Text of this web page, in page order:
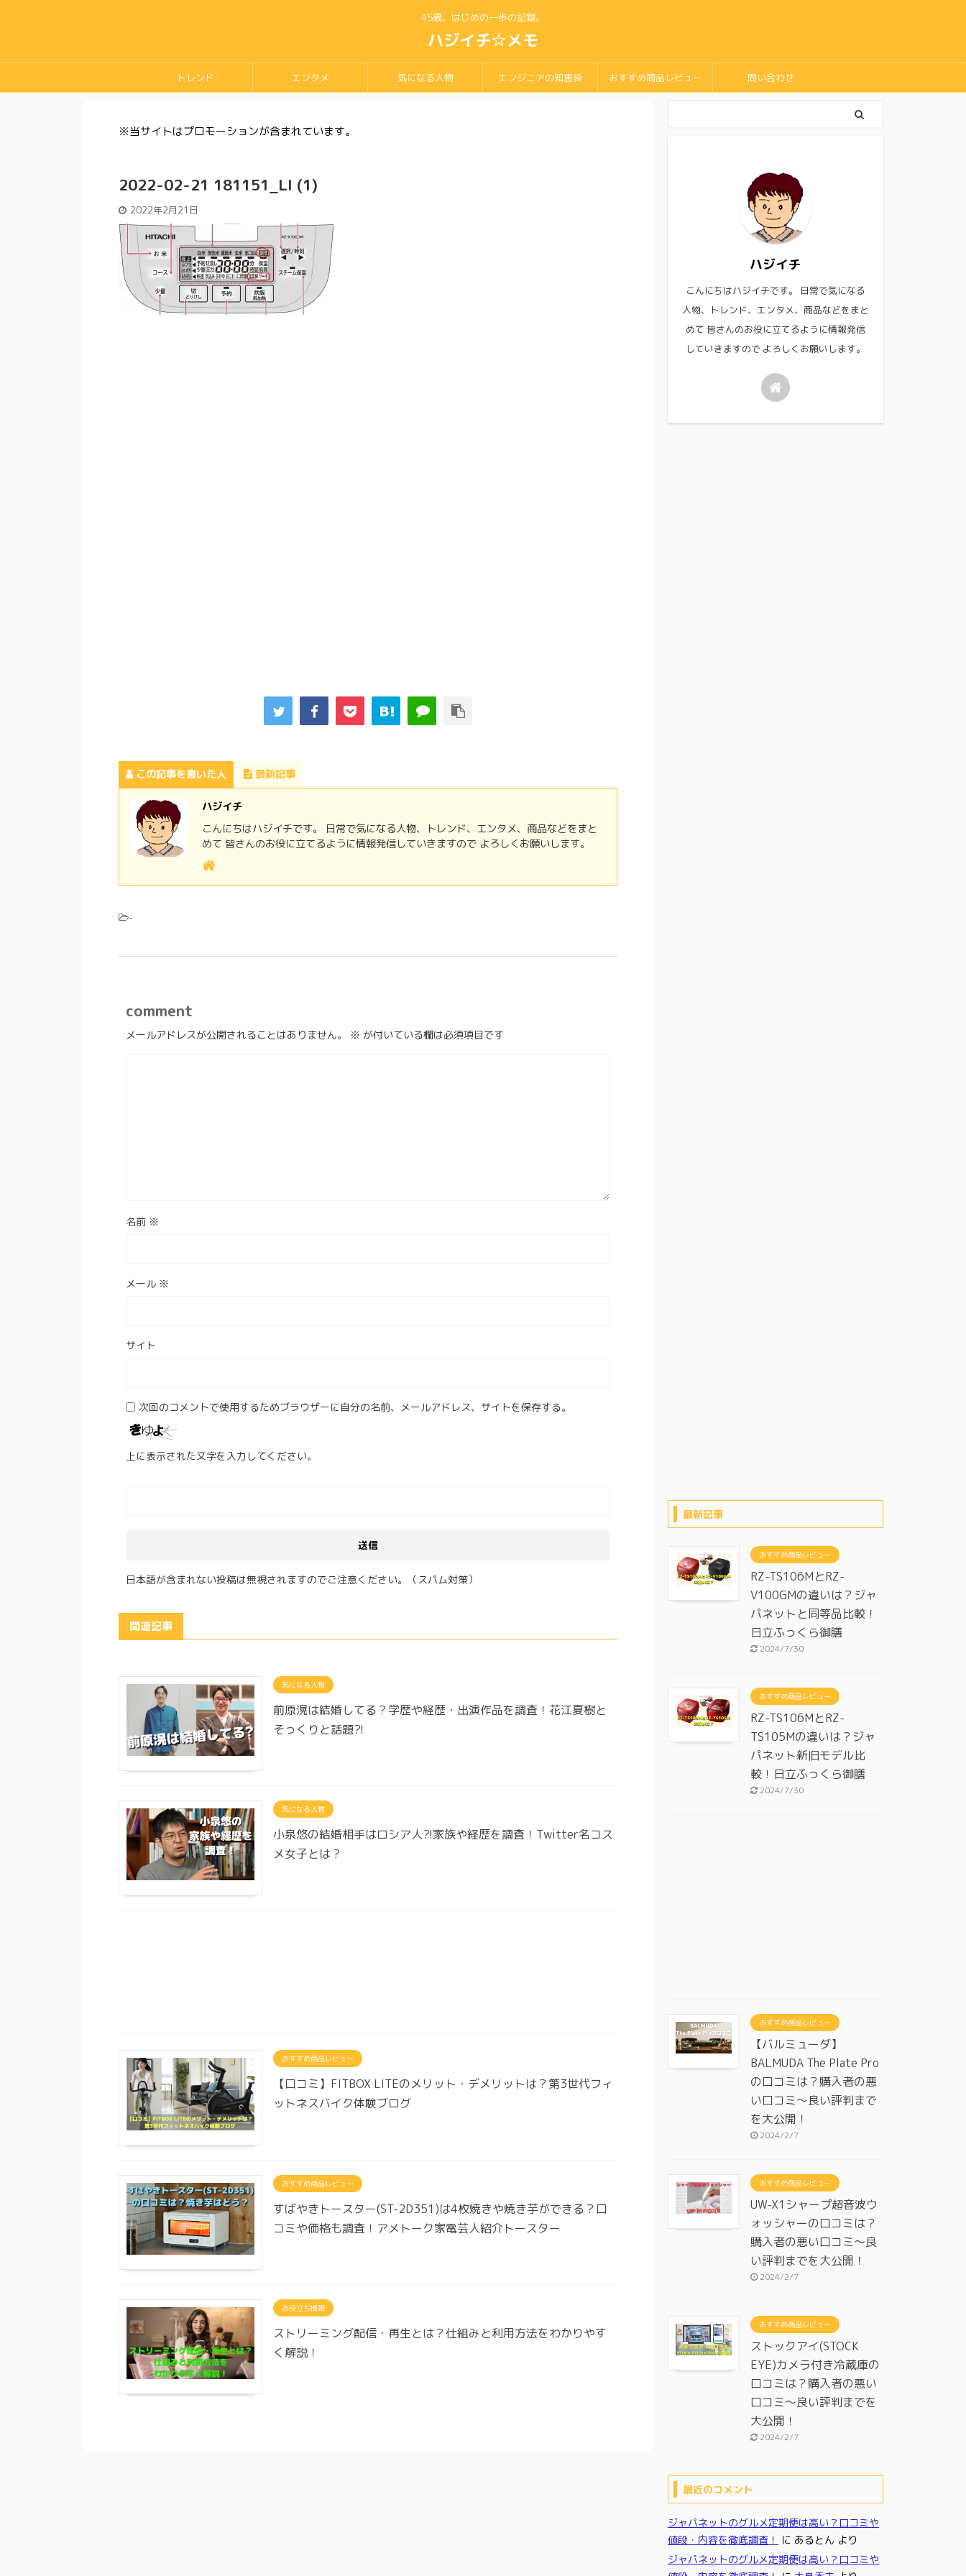
45歳、はじめの一歩の記録。
ハジイチ☆メモ
トレンド エンタメ 気になる人物 エンジニアの知恵袋 おすすめ商品レビュー 問い合わせ
※当サイトはプロモーションが含まれています。
2022-02-21 181151_LI (1)
2022年2月21日
この記事を書いた人 最新記事
ハジイチ
こんにちはハジイチです。 日常で気になる人物、トレンド、エンタメ、商品などをまと
めて 皆さんのお役に立てるように情報発信していきますので よろしくお願いします。
-
comment
メールアドレスが公開されることはありません。 ※ が付いている欄は必須項目です
名前 ※
メール ※
サイト
次回のコメントで使用するためブラウザーに自分の名前、メールアドレス、サイトを保存する。
上に表示された文字を入力してください。
日本語が含まれない投稿は無視されますのでご注意ください。（スパム対策）
関連記事
気になる人物
前原滉は結婚してる？学歴や経歴・出演作品を調査！花江夏樹と
そっくりと話題?!
気になる人物
小泉悠の結婚相手はロシア人?!家族や経歴を調査！Twitter名コス
メ女子とは？
おすすめ商品レビュー
【口コミ】FITBOX LITEのメリット・デメリットは？第3世代フィ
ットネスバイク体験ブログ
おすすめ商品レビュー
すばやきトースター(ST-2D351)は4枚焼きや焼き芋ができる？口
コミや価格も調査！アメトーク家電芸人紹介トースター
お役立ち情報
ストリーミング配信・再生とは？仕組みと利用方法をわかりやす
く解説！
ハジイチ
こんにちはハジイチです。 日常で気になる
人物、トレンド、エンタメ、商品などをまと
めて 皆さんのお役に立てるように情報発信
していきますので よろしくお願いします。
最新記事
おすすめ商品レビュー
RZ-TS106MとRZ-
V100GMの違いは？ジャ
パネットと同等品比較！
日立ふっくら御膳
2024/7/30
おすすめ商品レビュー
RZ-TS106MとRZ-
TS105Mの違いは？ジャ
パネット新旧モデル比
較！日立ふっくら御膳
2024/7/30
おすすめ商品レビュー
【バルミューダ】
BALMUDA The Plate Pro
の口コミは？購入者の悪
い口コミ～良い評判まで
を大公開！
2024/2/7
おすすめ商品レビュー
UW-X1シャープ超音波ウ
ォッシャーの口コミは？
購入者の悪い口コミ～良
い評判までを大公開！
2024/2/7
おすすめ商品レビュー
ストックアイ(STOCK
EYE)カメラ付き冷蔵庫の
口コミは？購入者の悪い
口コミ～良い評判までを
大公開！
2024/2/7
最近のコメント
ジャパネットのグルメ定期便は高い？口コミや
値段・内容を徹底調査！
に あるとん より
ジャパネットのグルメ定期便は高い？口コミや